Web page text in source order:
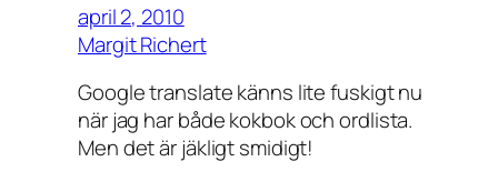
april 2, 2010
Margit Richert
Google translate känns lite fuskigt nu
när jag har både kokbok och ordlista.
Men det är jäkligt smidigt!